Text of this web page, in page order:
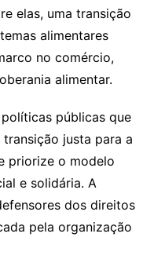
elas, uma transição
alimentares
no comércio,
alimentar.
públicas que
justa para a
priorize o modelo
e solidária. A
dos direitos
pela organização